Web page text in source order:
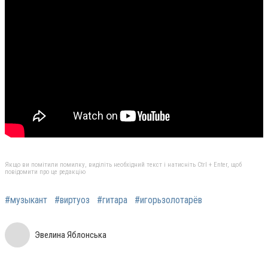
Якщо ви помітили помилку, виділіть необхідний текст і натисніть Ctrl + Enter, щоб
повідомити про це редакцію
#музыкант #виртуоз #гитара #игорьзолотарёв
Эвелина Яблонська